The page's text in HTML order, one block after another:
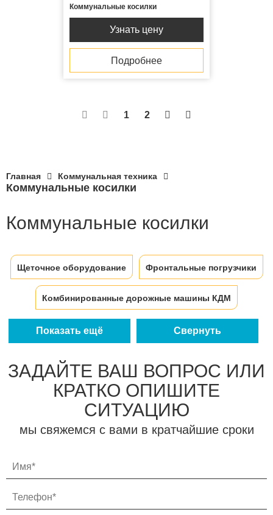
Главная Коммунальная техника
Коммунальные косилки
Коммунальные косилки
Щеточное оборудование Фронтальные погрузчики
Комбинированные дорожные машины КДМ
Отвалы на автомобили Отвалы на тракторы
Поливомоечное оборудование
Распределители реагентов Road Master
Распределитель комбинированный ПРС-4-6
Автомобильные прицепы
Показать ещё Свернуть
Коммунальные косилки
Узнать цену
Подробнее
  1 2  
ЗАДАЙТЕ ВАШ ВОПРОС ИЛИ
КРАТКО ОПИШИТЕ
СИТУАЦИЮ
мы свяжемся с вами в кратчайшие сроки